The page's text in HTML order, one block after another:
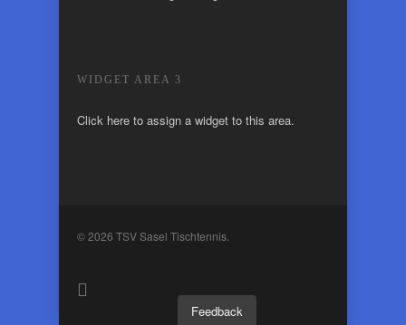
WIDGET AREA 3
Click here to assign a widget to this area.
© 2026 TSV Sasel Tischtennis.
Feedback